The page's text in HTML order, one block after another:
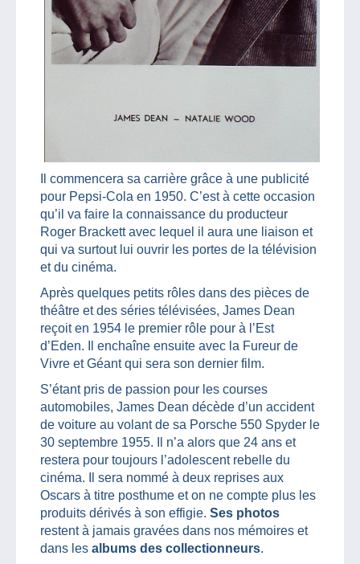
Il commencera sa carrière grâce à une publicité
pour Pepsi-Cola en 1950. C’est à cette occasion
qu’il va faire la connaissance du producteur
Roger Brackett avec lequel il aura une liaison et
qui va surtout lui ouvrir les portes de la télévision
et du cinéma.
Après quelques petits rôles dans des pièces de
théâtre et des séries télévisées, James Dean
reçoit en 1954 le premier rôle pour à l’Est
d’Eden. Il enchaîne ensuite avec la Fureur de
Vivre et Géant qui sera son dernier film.
S’étant pris de passion pour les courses
automobiles, James Dean décède d’un accident
de voiture au volant de sa Porsche 550 Spyder le
30 septembre 1955. Il n’a alors que 24 ans et
restera pour toujours l’adolescent rebelle du
cinéma. Il sera nommé à deux reprises aux
Oscars à titre posthume et on ne compte plus les
produits dérivés à son effigie. Ses photos
restent à jamais gravées dans nos mémoires et
dans les albums des collectionneurs.